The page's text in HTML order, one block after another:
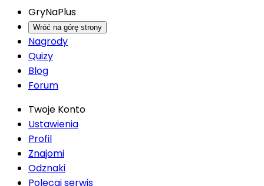
GryNaPlus
Wróć na górę strony
Nagrody
Quizy
Blog
Forum
Twoje Konto
Ustawienia
Profil
Znajomi
Odznaki
Polecaj serwis